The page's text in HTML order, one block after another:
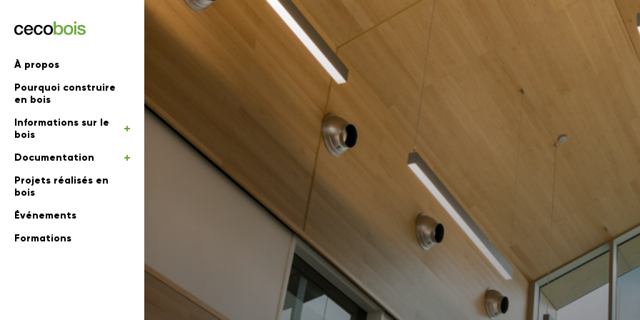
À propos
Pourquoi construire
en bois
Informations sur le
bois
Documentation
Projets réalisés en
bois
Événements
Formations
en bois